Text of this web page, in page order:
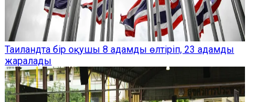
Таиландта бір оқушы 8 адамды өлтіріп, 23 адамды
жаралады